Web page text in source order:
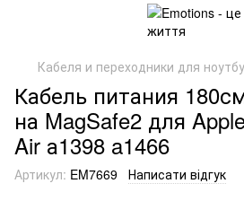
Кабеля и переходники для
Кабель питания
на MagSafe2 для
Air а1398 a1466
Артикул: EM7669 Написати відгук